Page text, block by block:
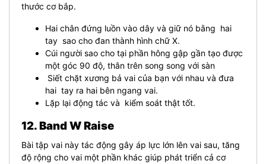
thước cơ bắp.
Hai chân đứng luồn vào dây và giữ nó bằng hai
tay sao cho đan thành hình chữ X.
Cúi người sao cho tại phần hông gập gần tạo được
một góc 90 độ, thân trên song song với sàn
Siết chặt xương bả vai của bạn với nhau và đưa
hai tay ra hai bên ngang vai.
Lặp lại động tác và kiểm soát thật tốt.
12. Band W Raise
Bài tập vai này tác động gây áp lực lớn lên vai sau, tăng
độ rộng cho vai một phần khác giúp phát triển cả cơ